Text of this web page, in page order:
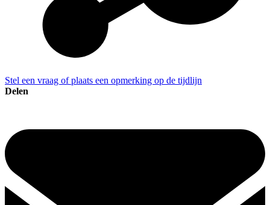
Stel een vraag of plaats een opmerking op de tijdlijn
Delen